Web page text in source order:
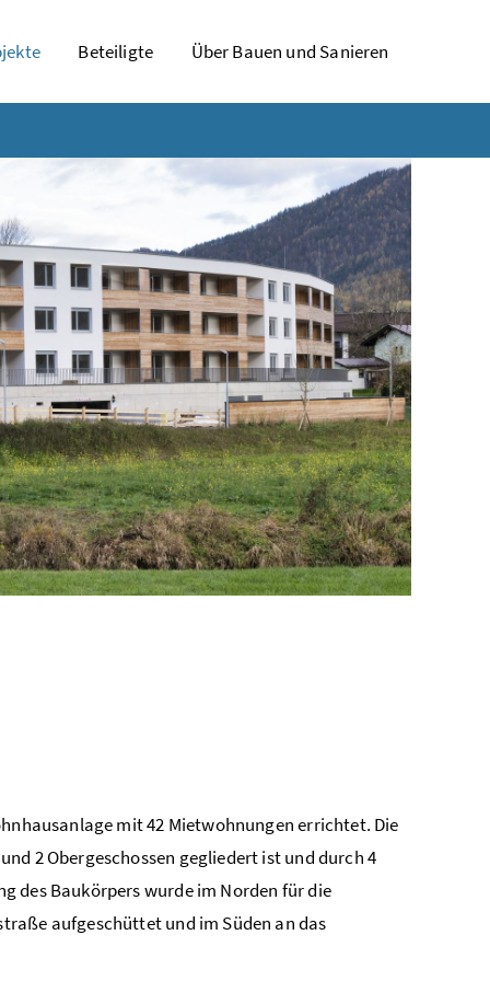
Beteiligte Über Bauen und Sanieren
mit 42 Mietwohnungen errichtet. Die
2 Obergeschossen gegliedert ist und durch 4
des Baukörpers wurde im Norden für die
aufgeschüttet und im Süden an das